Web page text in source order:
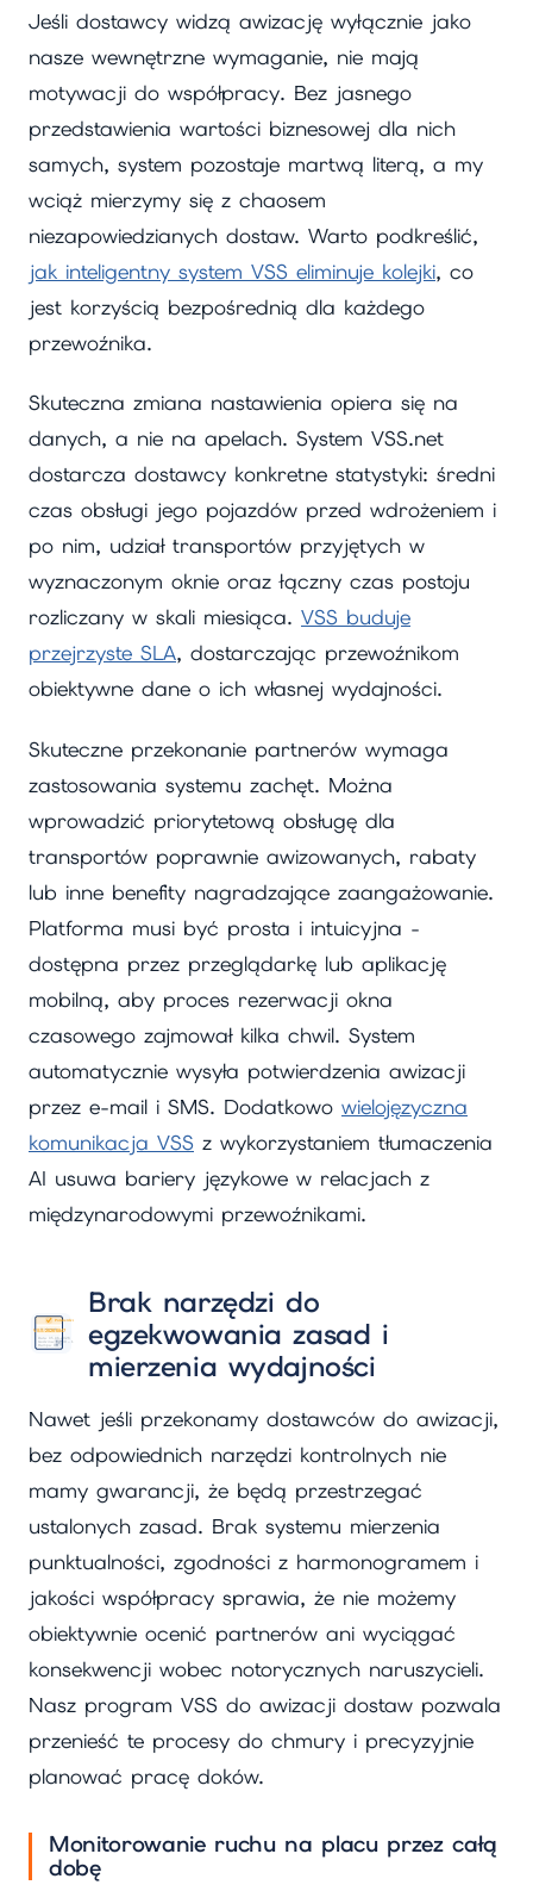
Jeśli dostawcy widzą awizację wyłącznie jako
nasze wewnętrzne wymaganie, nie mają
motywacji do współpracy. Bez jasnego
przedstawienia wartości biznesowej dla nich
samych, system pozostaje martwą literą, a my
wciąż mierzymy się z chaosem
niezapowiedzianych dostaw. Warto podkreślić,
jak inteligentny system VSS eliminuje kolejki, co
jest korzyścią bezpośrednią dla każdego
przewoźnika.
Skuteczna zmiana nastawienia opiera się na
danych, a nie na apelach. System VSS.net
dostarcza dostawcy konkretne statystyki: średni
czas obsługi jego pojazdów przed wdrożeniem i
po nim, udział transportów przyjętych w
wyznaczonym oknie oraz łączny czas postoju
rozliczany w skali miesiąca. VSS buduje
przejrzyste SLA, dostarczając przewoźnikom
obiektywne dane o ich własnej wydajności.
Skuteczne przekonanie partnerów wymaga
zastosowania systemu zachęt. Można
wprowadzić priorytetową obsługę dla
transportów poprawnie awizowanych, rabaty
lub inne benefity nagradzające zaangażowanie.
Platforma musi być prosta i intuicyjna -
dostępna przez przeglądarkę lub aplikację
mobilną, aby proces rezerwacji okna
czasowego zajmował kilka chwil. System
automatycznie wysyła potwierdzenia awizacji
przez e-mail i SMS. Dodatkowo wielojęzyczna
komunikacja VSS z wykorzystaniem tłumaczenia
AI usuwa bariery językowe w relacjach z
międzynarodowymi przewoźnikami.
Brak narzędzi do
egzekwowania zasad i
mierzenia wydajności
Nawet jeśli przekonamy dostawców do awizacji,
bez odpowiednich narzędzi kontrolnych nie
mamy gwarancji, że będą przestrzegać
ustalonych zasad. Brak systemu mierzenia
punktualności, zgodności z harmonogramem i
jakości współpracy sprawia, że nie możemy
obiektywnie ocenić partnerów ani wyciągać
konsekwencji wobec notorycznych naruszycieli.
Nasz program VSS do awizacji dostaw pozwala
przenieść te procesy do chmury i precyzyjnie
planować pracę doków.
Monitorowanie ruchu na placu przez całą
dobę